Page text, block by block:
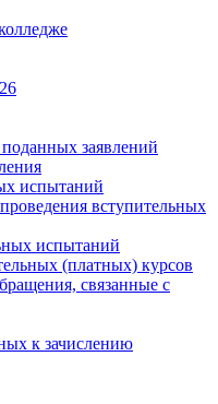
заявлений
испытаний
вступительных
испытаний
(платных) курсов
связанные с
к зачислению